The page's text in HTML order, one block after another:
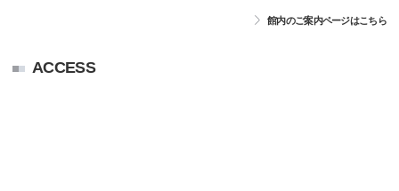
館内のご案内ページはこちら
ACCESS